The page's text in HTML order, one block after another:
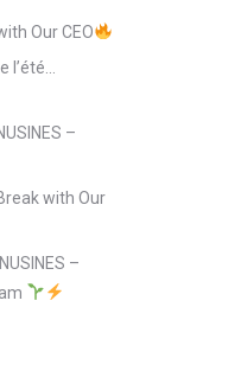
Our CEO
–
with Our
–